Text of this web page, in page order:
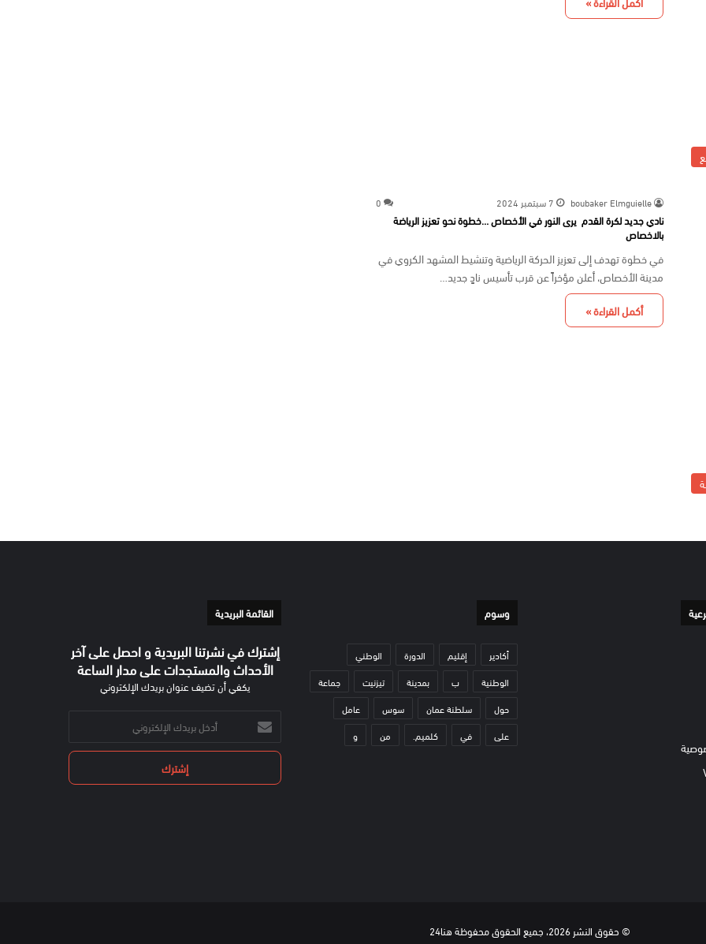
boubaker Elmguielle 7 سبتمبر 2024 0
نادي جديد لكرة القدم يرى النور في الأخصاص …خطوة نحو تعزيز الرياضة
بالاخصاص
في خطوة تهدف إلى تعزيز الحركة الرياضية وتنشيط المشهد الكروي في
مدينة الأخصاص، أعلن مؤخراً عن قرب تأسيس نادٍ جديد…
أكمل القراءة »
وسوم
أكادير إقليم الدورة
الوطني
الوطنية
ب بمدينة تيزنيت
جماعة
حول
سلطنة عمان سوس
عامل
على
في كلميم. من و
القائمة البريدية
إشترك في نشرتنا البريدية و احصل على آخر
الأحداث والمستجدات على مدار الساعة
يكفي أن تضيف عنوان بريدك الإلكتروني
أدخل
بريدك
الإلكتروني
© حقوق النشر 2026، جميع الحقوق محفوظة هنا24